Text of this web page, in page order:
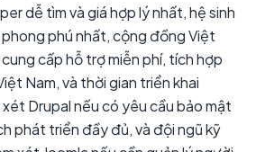
dễ tìm và giá hợp lý nhất, hệ sinh
phú nhất, cộng đồng Việt
cấp hỗ trợ miễn phí, tích hợp
Nam, và thời gian triển khai
Drupal nếu có yêu cầu bảo mật
phát triển đầy đủ, và đội ngũ kỹ